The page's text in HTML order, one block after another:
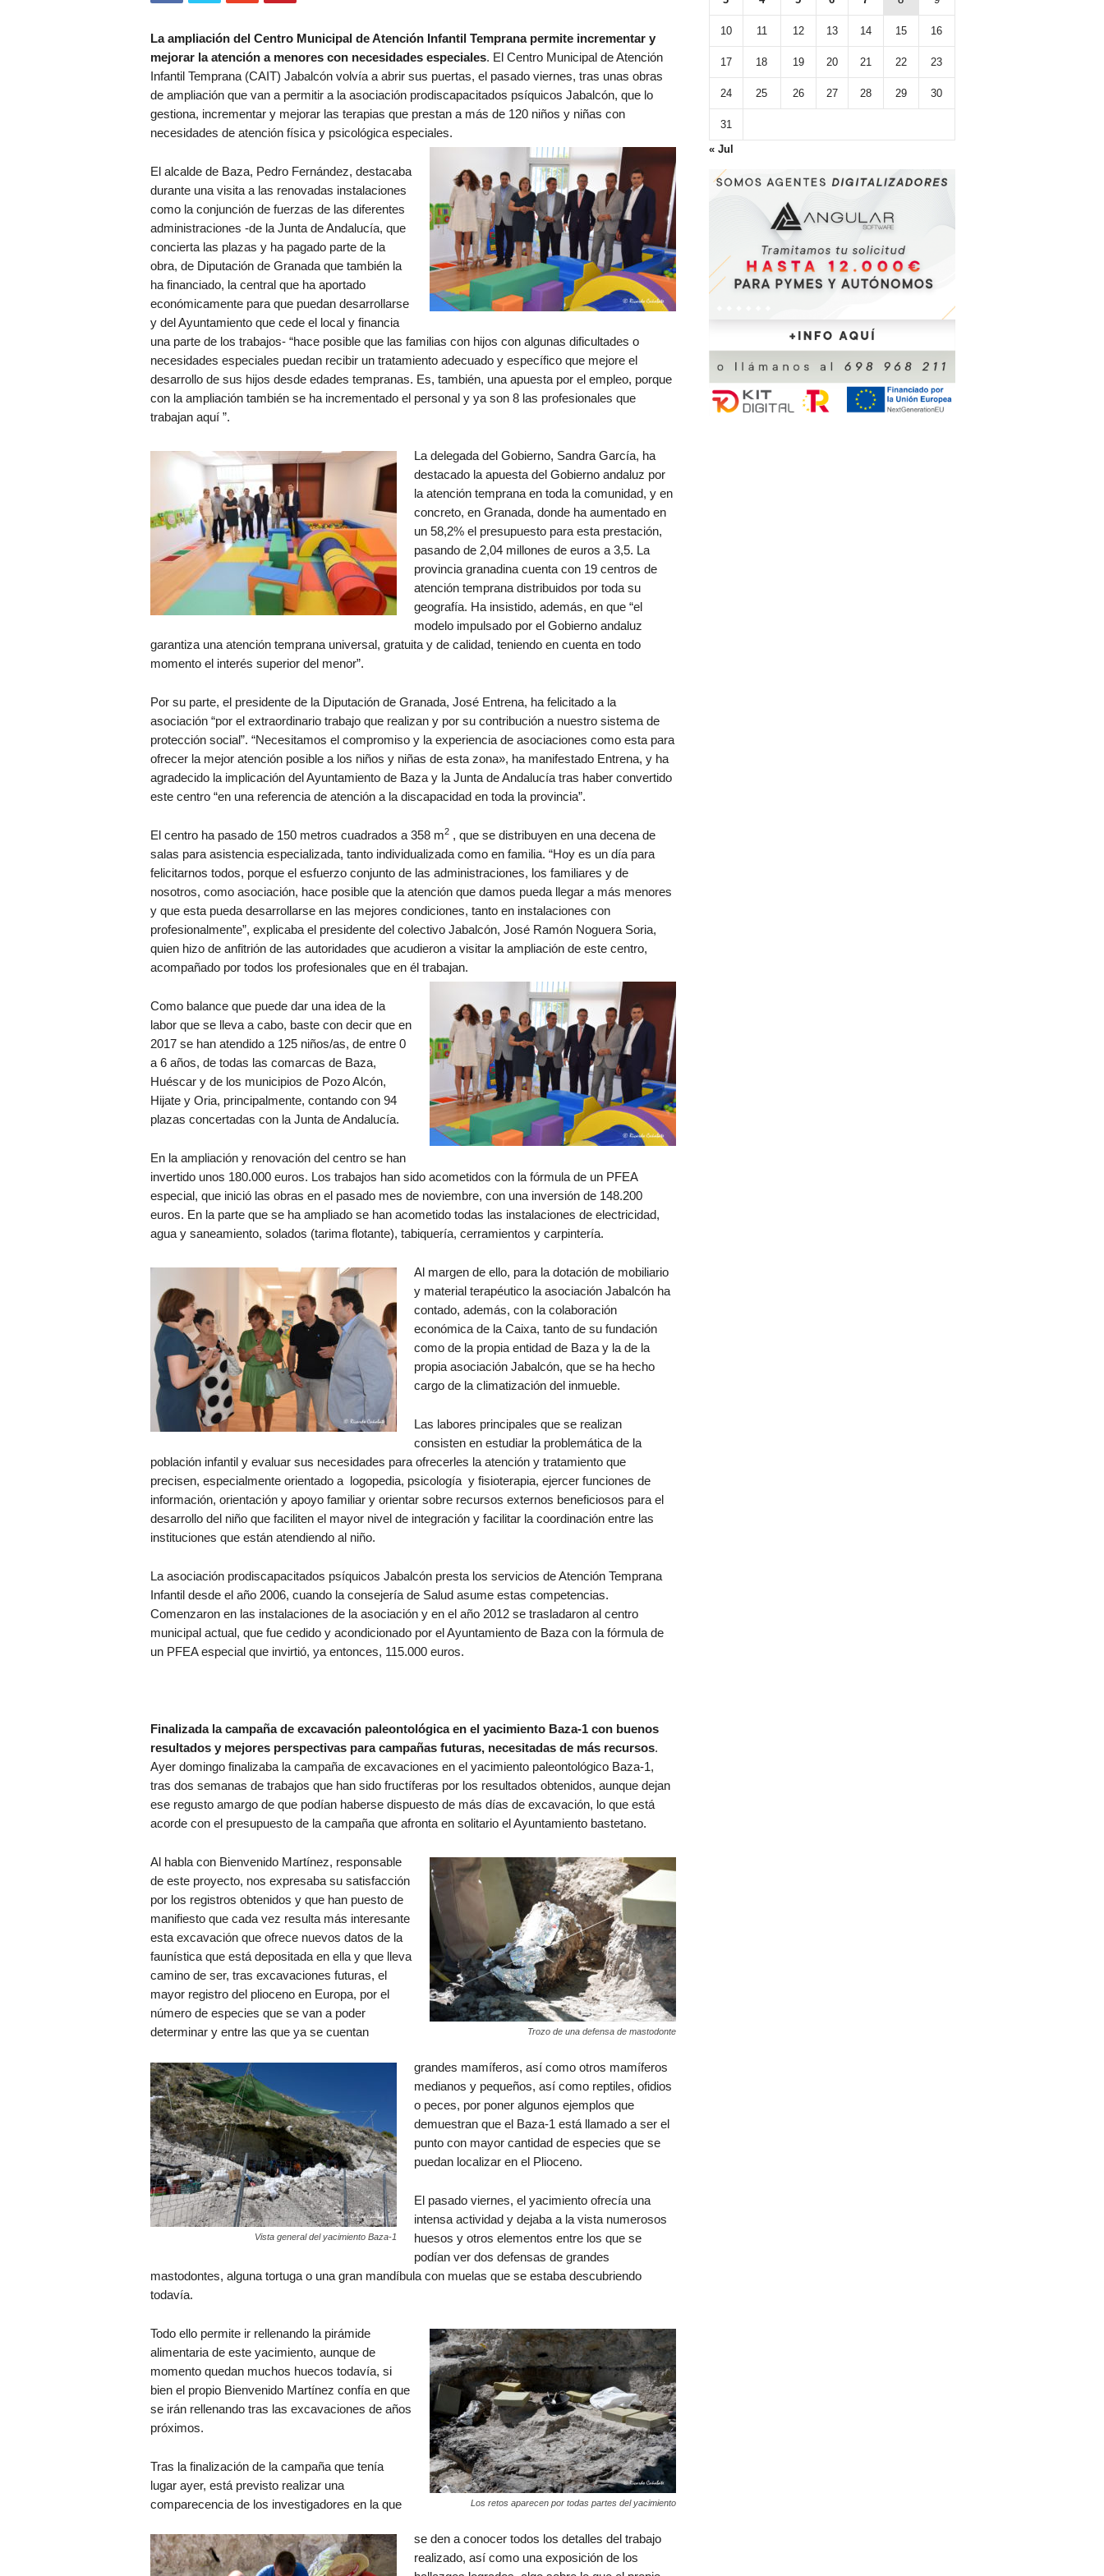
La ampliación del Centro Municipal de Atención Infantil Temprana permite incrementar y
mejorar la atención a menores con necesidades especiales. El Centro Municipal de Atención
Infantil Temprana (CAIT) Jabalcón volvía a abrir sus puertas, el pasado viernes, tras unas obras
de ampliación que van a permitir a la asociación prodiscapacitados psíquicos Jabalcón, que lo
gestiona, incrementar y mejorar las terapias que prestan a más de 120 niños y niñas con
necesidades de atención física y psicológica especiales.
El alcalde de Baza, Pedro Fernández, destacaba
durante una visita a las renovadas instalaciones
como la conjunción de fuerzas de las diferentes
administraciones -de la Junta de Andalucía, que
concierta las plazas y ha pagado parte de la
obra, de Diputación de Granada que también la
ha financiado, la central que ha aportado
económicamente para que puedan desarrollarse
y del Ayuntamiento que cede el local y financia
una parte de los trabajos- “hace posible que las familias con hijos con algunas dificultades o
necesidades especiales puedan recibir un tratamiento adecuado y específico que mejore el
desarrollo de sus hijos desde edades tempranas. Es, también, una apuesta por el empleo, porque
con la ampliación también se ha incrementado el personal y ya son 8 las profesionales que
trabajan aquí ”.
La delegada del Gobierno, Sandra García, ha
destacado la apuesta del Gobierno andaluz por
la atención temprana en toda la comunidad, y en
concreto, en Granada, donde ha aumentado en
un 58,2% el presupuesto para esta prestación,
pasando de 2,04 millones de euros a 3,5. La
provincia granadina cuenta con 19 centros de
atención temprana distribuidos por toda su
geografía. Ha insistido, además, en que “el
modelo impulsado por el Gobierno andaluz
garantiza una atención temprana universal, gratuita y de calidad, teniendo en cuenta en todo
momento el interés superior del menor”.
Por su parte, el presidente de la Diputación de Granada, José Entrena, ha felicitado a la
asociación “por el extraordinario trabajo que realizan y por su contribución a nuestro sistema de
protección social”. “Necesitamos el compromiso y la experiencia de asociaciones como esta para
ofrecer la mejor atención posible a los niños y niñas de esta zona», ha manifestado Entrena, y ha
agradecido la implicación del Ayuntamiento de Baza y la Junta de Andalucía tras haber convertido
este centro “en una referencia de atención a la discapacidad en toda la provincia”.
El centro ha pasado de 150 metros cuadrados a 358 m2, que se distribuyen en una decena de
salas para asistencia especializada, tanto individualizada como en familia. “Hoy es un día para
felicitarnos todos, porque el esfuerzo conjunto de las administraciones, los familiares y de
nosotros, como asociación, hace posible que la atención que damos pueda llegar a más menores
y que esta pueda desarrollarse en las mejores condiciones, tanto en instalaciones con
profesionalmente”, explicaba el presidente del colectivo Jabalcón, José Ramón Noguera Soria,
quien hizo de anfitrión de las autoridades que acudieron a visitar la ampliación de este centro,
acompañado por todos los profesionales que en él trabajan.
Como balance que puede dar una idea de la
labor que se lleva a cabo, baste con decir que en
2017 se han atendido a 125 niños/as, de entre 0
a 6 años, de todas las comarcas de Baza,
Huéscar y de los municipios de Pozo Alcón,
Hijate y Oria, principalmente, contando con 94
plazas concertadas con la Junta de Andalucía.
En la ampliación y renovación del centro se han
invertido unos 180.000 euros. Los trabajos han sido acometidos con la fórmula de un PFEA
especial, que inició las obras en el pasado mes de noviembre, con una inversión de 148.200
euros. En la parte que se ha ampliado se han acometido todas las instalaciones de electricidad,
agua y saneamiento, solados (tarima flotante), tabiquería, cerramientos y carpintería.
Al margen de ello, para la dotación de mobiliario
y material terapéutico la asociación Jabalcón ha
contado, además, con la colaboración
económica de la Caixa, tanto de su fundación
como de la propia entidad de Baza y la de la
propia asociación Jabalcón, que se ha hecho
cargo de la climatización del inmueble.
Las labores principales que se realizan
consisten en estudiar la problemática de la
población infantil y evaluar sus necesidades para ofrecerles la atención y tratamiento que
precisen, especialmente orientado a logopedia, psicología y fisioterapia, ejercer funciones de
información, orientación y apoyo familiar y orientar sobre recursos externos beneficiosos para el
desarrollo del niño que faciliten el mayor nivel de integración y facilitar la coordinación entre las
instituciones que están atendiendo al niño.
La asociación prodiscapacitados psíquicos Jabalcón presta los servicios de Atención Temprana
Infantil desde el año 2006, cuando la consejería de Salud asume estas competencias.
Comenzaron en las instalaciones de la asociación y en el año 2012 se trasladaron al centro
municipal actual, que fue cedido y acondicionado por el Ayuntamiento de Baza con la fórmula de
un PFEA especial que invirtió, ya entonces, 115.000 euros.
Finalizada la campaña de excavación paleontológica en el yacimiento Baza-1 con buenos
resultados y mejores perspectivas para campañas futuras, necesitadas de más recursos.
Ayer domingo finalizaba la campaña de excavaciones en el yacimiento paleontológico Baza-1,
tras dos semanas de trabajos que han sido fructíferas por los resultados obtenidos, aunque dejan
ese regusto amargo de que podían haberse dispuesto de más días de excavación, lo que está
acorde con el presupuesto de la campaña que afronta en solitario el Ayuntamiento bastetano.
Trozo de una defensa de mastodonte
Vista general del yacimiento Baza-1
Al habla con Bienvenido Martínez, responsable
de este proyecto, nos expresaba su satisfacción
por los registros obtenidos y que han puesto de
manifiesto que cada vez resulta más interesante
esta excavación que ofrece nuevos datos de la
faunística que está depositada en ella y que lleva
camino de ser, tras excavaciones futuras, el
mayor registro del plioceno en Europa, por el
número de especies que se van a poder
determinar y entre las que ya se cuentan
grandes mamíferos, así como otros mamíferos
medianos y pequeños, así como reptiles, ofidios
o peces, por poner algunos ejemplos que
demuestran que el Baza-1 está llamado a ser el
punto con mayor cantidad de especies que se
puedan localizar en el Plioceno.
El pasado viernes, el yacimiento ofrecía una
intensa actividad y dejaba a la vista numerosos
huesos y otros elementos entre los que se
podían ver dos defensas de grandes
mastodontes, alguna tortuga o una gran mandíbula con muelas que se estaba descubriendo
todavía.
Los retos aparecen por todas partes del yacimiento
Todo ello permite ir rellenando la pirámide
alimentaria de este yacimiento, aunque de
momento quedan muchos huecos todavía, si
bien el propio Bienvenido Martínez confía en que
se irán rellenando tras las excavaciones de años
próximos.
Tras la finalización de la campaña que tenía
lugar ayer, está previsto realizar una
comparecencia de los investigadores en la que
se den a conocer todos los detalles del trabajo
realizado, así como una exposición de los
10 11 12 13 14 15 16
17 18 19 20 21 22 23
24 25 26 27 28 29 30
31
« Jul